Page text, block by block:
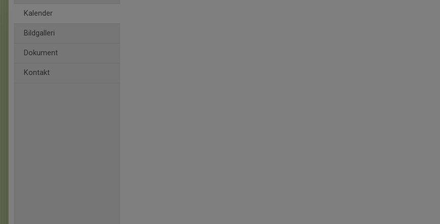
Kalender
Bildgalleri
Dokument
Kontakt